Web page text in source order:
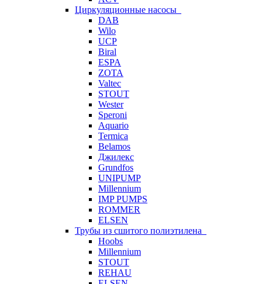
Циркуляционные насосы
DAB
Wilo
UCP
Biral
ESPA
ZOTA
Valtec
STOUT
Wester
Speroni
Aquario
Termica
Belamos
Джилекс
Grundfos
UNIPUMP
Millennium
IMP PUMPS
ROMMER
ELSEN
Трубы из сшитого полиэтилена
Hoobs
Millennium
STOUT
REHAU